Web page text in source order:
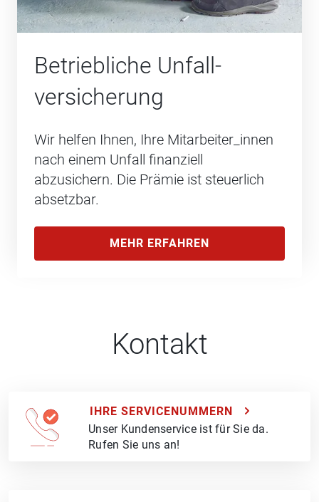
Betriebliche Unfall­
versicherung
Wir helfen Ihnen, Ihre Mitarbeiter_innen
nach einem Unfall finanziell
abzusichern. Die Prämie ist steuerlich
absetzbar.
MEHR ERFAHREN
Kontakt
IHRE SERVICENUMMERN
Unser Kundenservice ist für Sie da.
Rufen Sie uns an!